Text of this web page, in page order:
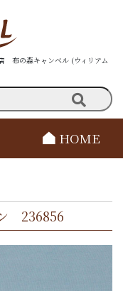
布の森キャンベル (ウィリアム
HOME
236856